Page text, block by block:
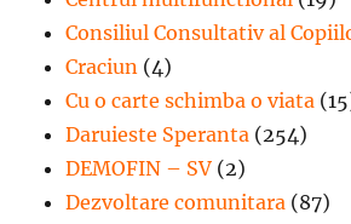
Consiliul Consultativ al
Craciun (4)
Cu o carte schimba o viata
Daruieste Speranta (254)
DEMOFIN – SV (2)
Dezvoltare comunitara (87)